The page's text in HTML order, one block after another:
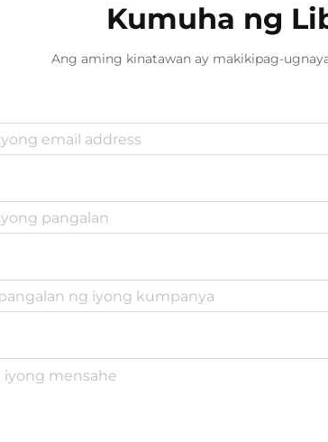
Kumuha ng
Ang aming kinatawan ay makikipag-